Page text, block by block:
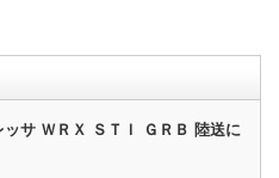
ッサ ＷＲＸ ＳＴＩ ＧＲＢ 陸送に